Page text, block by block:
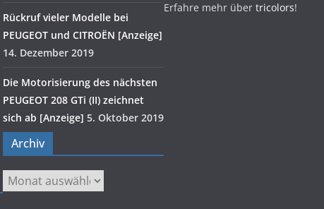
Rückruf vieler Modelle bei
PEUGEOT und CITROËN [Anzeige]
14. Dezember 2019
Die Motorisierung des nächsten
PEUGEOT 208 GTi (II) zeichnet
sich ab [Anzeige] 5. Oktober 2019
Archiv
Archiv
Erfahre mehr über tricolors!